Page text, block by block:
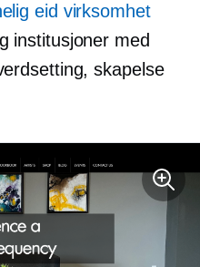
eid virksomhet
institusjoner med
skapelse